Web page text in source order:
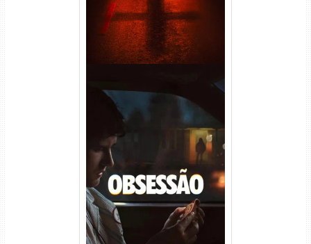
Obsessão Torrent (2026)
WEB-DL 1080p/4K Dual
Áudio